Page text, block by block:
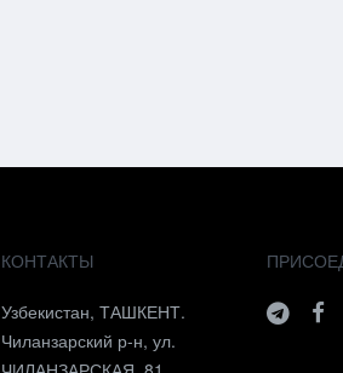
КОНТАКТЫ
Узбекистан, ТАШКЕНТ.
Чиланзарский р-н, ул.